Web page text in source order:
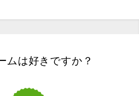
ムは好きですか？